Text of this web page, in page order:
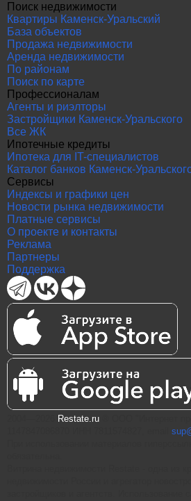
Поиск недвижимости
Квартиры Каменск-Уральский
База объектов
Продажа недвижимости
Аренда недвижимости
По районам
Поиск по карте
Профессионалам
Агенты и риэлторы
Застройщики Каменск-Уральского
Все ЖК
Ипотечные кредиты
Ипотека для IT-специалистов
Каталог банков Каменск-
Сервисы
Индексы и графики цен
Новости рынка недвижимости
Платные сервисы
О проекте и контакты
Реклама
Партнеры
Поддержка
Restate.ru